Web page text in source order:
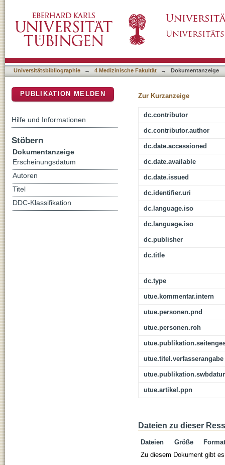
und Nachverarbeitung
Universitätsbibliographie → 4 Medizinische Fakultät → Dokumentanzeige
Zur Kurzanzeige
dc.contributor
dc.contributor.author
dc.date.accessioned
dc.date.available
dc.date.issued
dc.identifier.uri
dc.language.iso
dc.language.iso
dc.publisher
dc.title
dc.type
utue.kommentar.intern
utue.personen.pnd
utue.personen.roh
utue.titel.verfasserangabe
utue.artikel.ppn
Dateien zu dieser
Dateien Größe
Format
Zu diesem Dokument gibt
PUBLIKATION MELDEN
Hilfe und Informationen
Stöbern
Dokumentanzeige
Erscheinungsdatum
Autoren
Titel
DDC-Klassifikation